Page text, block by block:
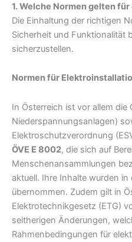
1. Welche Normen gelten
Die Einhaltung der richtigen
Sicherheit und Funktionalität
sicherzustellen.
Normen für
In Österreich ist vor allem die
Niederspannungsanlagen)
Elektroschutzverordnung
ÖVE E 8002, die sich auf
Menschenansammlungen
aktuell. Ihre Inhalte wurden in
übernommen. Zudem gilt in
Elektrotechnikgesetz (ETG)
seitherigen Änderungen,
Rahmenbedingungen für